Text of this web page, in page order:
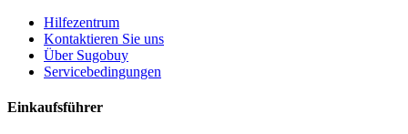
Hilfezentrum
Kontaktieren Sie uns
Über Sugobuy
Servicebedingungen
Einkaufsführer